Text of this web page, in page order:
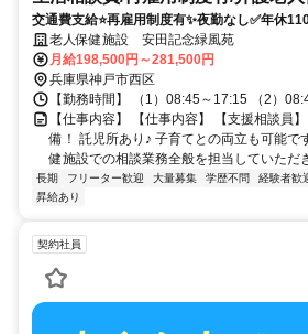
交通費支給⭐️再雇用制度有✨夜勤なし✅️年休
⭕️研修支援有✨経験者優遇❗️車通勤ＯＫ
老人保健施設 安田記念緑風苑
月給198,500円～281,500円
兵庫県神戸市西区
【勤務時間】 （1）08:45～17:15 （2）
【仕事内容】 【仕事内容】 【支援相談員
備！ 託児所あり♪ 子育てとの両立も可能
健施設での相談業務全般を担当していただ
長期 フリーター歓迎 大量募集 学歴不問 経験者歓
昇給あり
契約社員